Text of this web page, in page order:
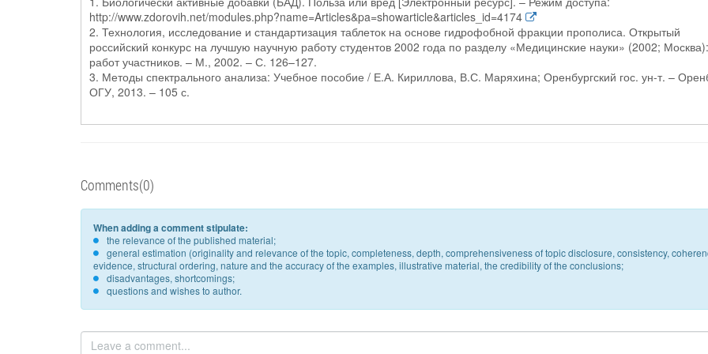
http://www.zdorovih.net/modules.php?name=Articles&pa=showarticle&articles_id=4174
2. Технология, исследование и стандартизация таблеток на основе гидрофобной фракции прополиса. Открытый
российский конкурс на лучшую научную работу студентов 2002 года по разделу «Медицинские науки» (2002;
работ участников. – М., 2002. – С. 126–127.
3. Методы спектрального анализа: Учебное пособие / Е.А. Кириллова, В.С. Маряхина; Оренбургский гос. ун-т. –
ОГУ, 2013. – 105 с.
Comments(0)
When adding a comment stipulate:
the relevance of the published material;
general estimation (originality and relevance of the topic, completeness, depth, comprehensiveness of topic disclosure, consistency,
evidence, structural ordering, nature and the accuracy of the examples, illustrative material, the credibility of the conclusions;
disadvantages, shortcomings;
questions and wishes to author.